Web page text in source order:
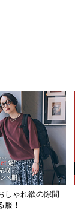
しゃれ欲の隙間
服！